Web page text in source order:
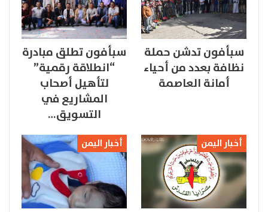
سبأفون تدشن حملة
نظافة بعدد من أحياء
أمانة العاصمة
سبأفون تطلق مبادرة
“انطلاقة رقمية”
لتأهيل أصحاب
المشاريع في
التسويق…
أخبار اليمن أخبار اليمن